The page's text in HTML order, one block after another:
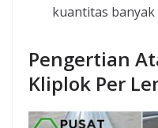
kuantitas banyak
Pengertian
Kliplok Per